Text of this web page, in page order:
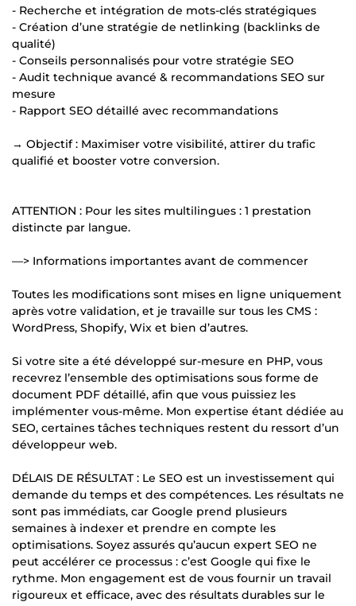
- Recherche et intégration de mots-clés stratégiques
- Création d’une stratégie de netlinking (backlinks de
qualité)
- Conseils personnalisés pour votre stratégie SEO
- Audit technique avancé & recommandations SEO sur
mesure
- Rapport SEO détaillé avec recommandations
→ Objectif : Maximiser votre visibilité, attirer du trafic
qualifié et booster votre conversion.
ATTENTION : Pour les sites multilingues : 1 prestation
distincte par langue.
—> Informations importantes avant de commencer
Toutes les modifications sont mises en ligne uniquement
après votre validation, et je travaille sur tous les CMS :
WordPress, Shopify, Wix et bien d’autres.
Si votre site a été développé sur-mesure en PHP, vous
recevrez l’ensemble des optimisations sous forme de
document PDF détaillé, afin que vous puissiez les
implémenter vous-même. Mon expertise étant dédiée au
SEO, certaines tâches techniques restent du ressort d’un
développeur web.
DÉLAIS DE RÉSULTAT : Le SEO est un investissement qui
demande du temps et des compétences. Les résultats ne
sont pas immédiats, car Google prend plusieurs
semaines à indexer et prendre en compte les
optimisations. Soyez assurés qu’aucun expert SEO ne
peut accélérer ce processus : c’est Google qui fixe le
rythme. Mon engagement est de vous fournir un travail
rigoureux et efficace, avec des résultats durables sur le